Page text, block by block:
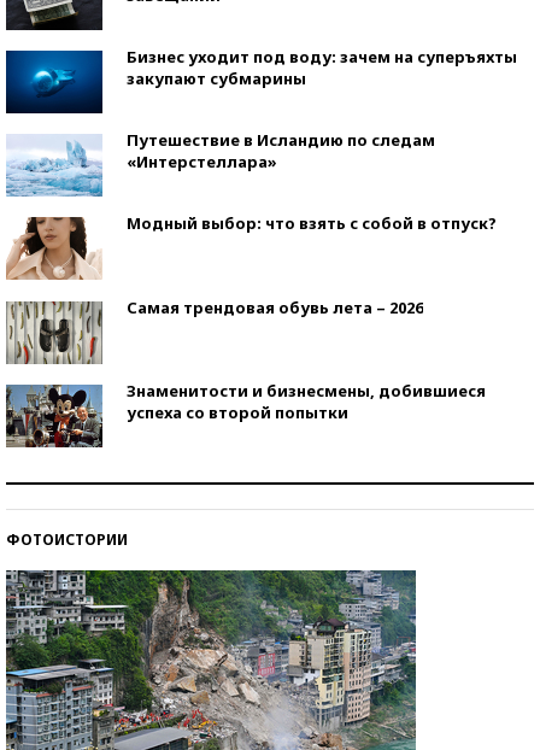
Бизнес уходит под воду: зачем на суперъяхты
закупают субмарины
Путешествие в Исландию по следам
«Интерстеллара»
Модный выбор: что взять с собой в отпуск?
Самая трендовая обувь лета – 2026
Знаменитости и бизнесмены, добившиеся
успеха со второй попытки
ФОТОИСТОРИИ